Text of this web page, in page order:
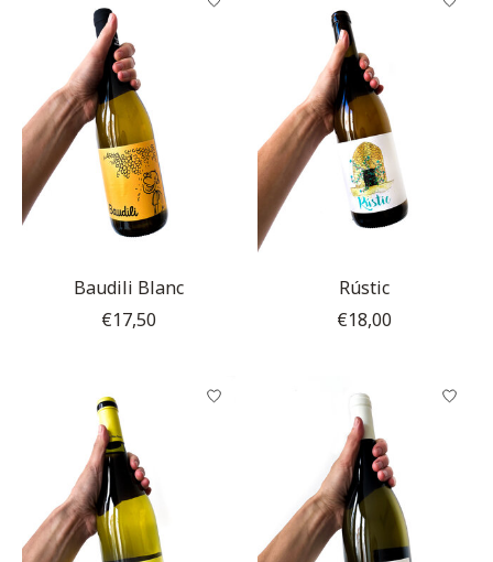
Baudili Blanc
€17,50
Rústic
€18,00